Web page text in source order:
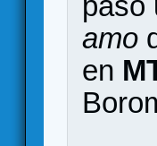
amo
en